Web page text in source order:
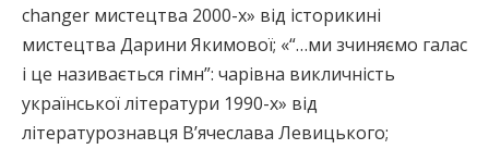
changer мистецтва 2000-х» від історикині
мистецтва Дарини Якимової; «“…ми зчиняємо галас
і це називається гімн”: чарівна викличність
української літератури 1990-х» від
літературознавця В’ячеслава Левицького;